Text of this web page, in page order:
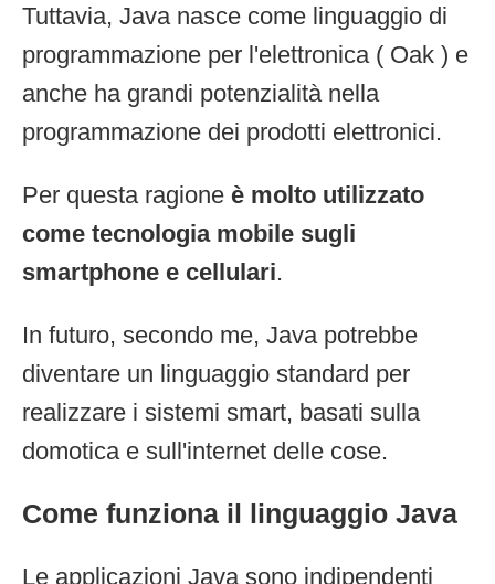
Tuttavia, Java nasce come linguaggio di
programmazione per l'elettronica ( Oak ) e
anche ha grandi potenzialità nella
programmazione dei prodotti elettronici.
Per questa ragione è molto utilizzato
come tecnologia mobile sugli
smartphone e cellulari.
In futuro, secondo me, Java potrebbe
diventare un linguaggio standard per
realizzare i sistemi smart, basati sulla
domotica e sull'internet delle cose.
Come funziona il linguaggio Java
Le applicazioni Java sono indipendenti